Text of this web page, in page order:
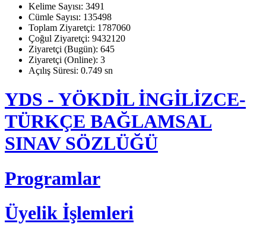
Kelime Sayısı: 3491
Cümle Sayısı: 135498
Toplam Ziyaretçi: 1787060
Çoğul Ziyaretçi: 9432120
Ziyaretçi (Bugün): 645
Ziyaretçi (Online): 3
Açılış Süresi: 0.749 sn
YDS - YÖKDİL İNGİLİZCE-
TÜRKÇE BAĞLAMSAL
SINAV SÖZLÜĞÜ
Programlar
Üyelik İşlemleri